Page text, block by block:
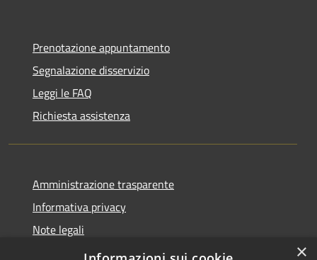
Prenotazione appuntamento
Segnalazione disservizio
Leggi le FAQ
Richiesta assistenza
Amministrazione trasparente
Informativa privacy
Note legali
Dichiarazione di accessibilità
×